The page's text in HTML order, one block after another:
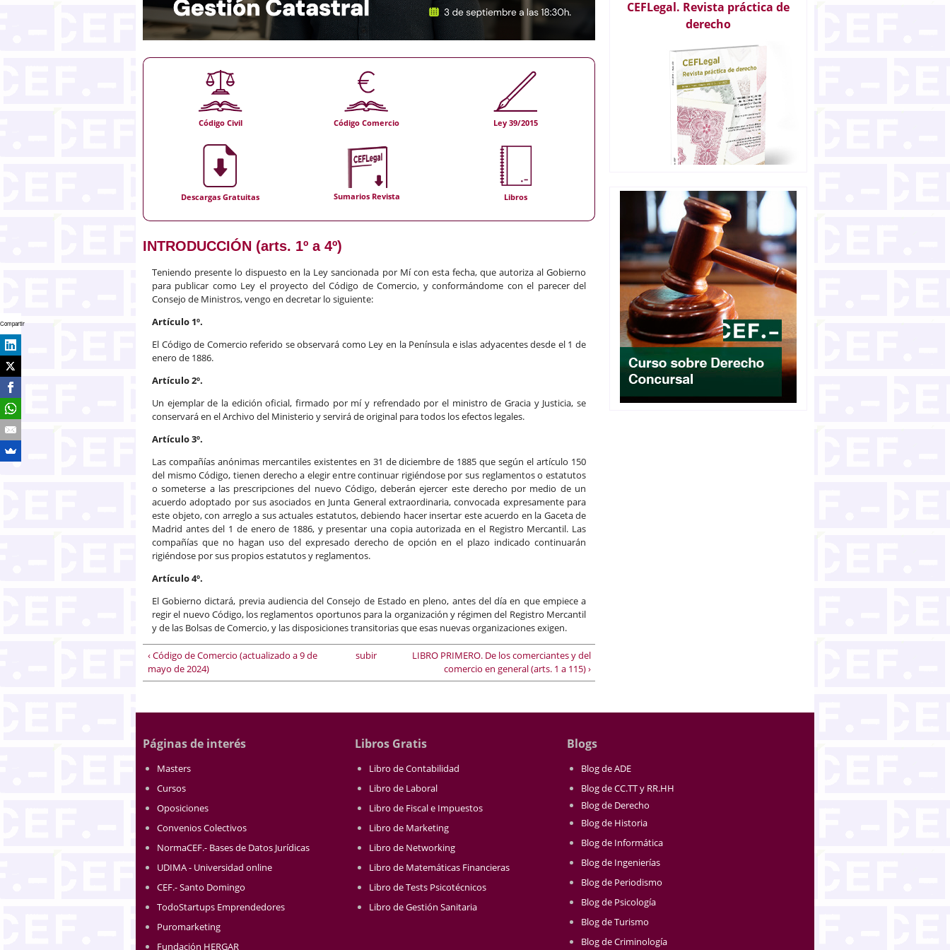
Código Civil Código Comercio Ley 39/2015
Descargas Gratuitas Sumarios Revista Libros
INTRODUCCIÓN (arts. 1º a 4º)
Teniendo presente lo dispuesto en la Ley sancionada por Mí con esta fecha, que autoriza al Gobierno
para publicar como Ley el proyecto del Código de Comercio, y conformándome con el parecer del
Consejo de Ministros, vengo en decretar lo siguiente:
Artículo 1º.
El Código de Comercio referido se observará como Ley en la Península e islas adyacentes desde el 1 de
enero de 1886.
Artículo 2º.
Un ejemplar de la edición oficial, firmado por mí y refrendado por el ministro de Gracia y Justicia, se
conservará en el Archivo del Ministerio y servirá de original para todos los efectos legales.
Artículo 3º.
Las compañías anónimas mercantiles existentes en 31 de di­ciem­bre de 1885 que según el artículo 150
del mismo Código, tienen derecho a elegir entre continuar rigiéndose por sus reglamentos o estatutos
o someterse a las prescripciones del nuevo Código, deberán ejercer este derecho por medio de un
acuerdo adoptado por sus asociados en Junta General extraordinaria, convocada expresamente para
este objeto, con arreglo a sus actuales estatutos, debiendo hacer insertar este acuerdo en la Gaceta de
Madrid antes del 1 de enero de 1886, y presentar una copia autorizada en el Registro Mercantil. Las
compañías que no hagan uso del expresado derecho de opción en el plazo indicado continuarán
rigiéndose por sus propios estatutos y reglamentos.
Artículo 4º.
El Gobierno dictará, previa audiencia del Consejo de Estado en pleno, antes del día en que empiece a
regir el nuevo Código, los reglamentos oportunos para la organización y régimen del Registro Mercantil
y de las Bolsas de Comercio, y las disposiciones transitorias que esas nuevas organizaciones exigen.
‹ Código de Comercio (actualizado a 9 de
mayo de 2024)
subir
LIBRO PRIMERO. De los comerciantes y del
comercio en general (arts. 1 a 115) ›
CEFLegal. Revista práctica de
derecho
Páginas de interés
Masters
Cursos
Oposiciones
Convenios Colectivos
NormaCEF.- Bases de Datos Jurídicas
UDIMA - Universidad online
CEF.- Santo Domingo
TodoStartups Emprendedores
Puromarketing
Fundación HERGAR
Libros Gratis
Libro de Contabilidad
Libro de Laboral
Libro de Fiscal e Impuestos
Libro de Marketing
Libro de Networking
Libro de Matemáticas Financieras
Libro de Tests Psicotécnicos
Libro de Gestión Sanitaria
Blogs
Blog de ADE
Blog de CC.TT y RR.HH
Blog de Derecho
Blog de Historia
Blog de Informática
Blog de Ingenierías
Blog de Periodismo
Blog de Psicología
Blog de Turismo
Blog de Criminología
Compartir